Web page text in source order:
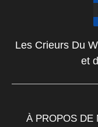
Les Crieurs Du
et
À PROPOS DE